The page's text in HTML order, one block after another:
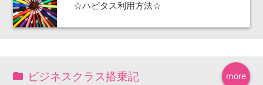
☆ハピタス利用方法☆
more
ビジネスクラス搭乗記